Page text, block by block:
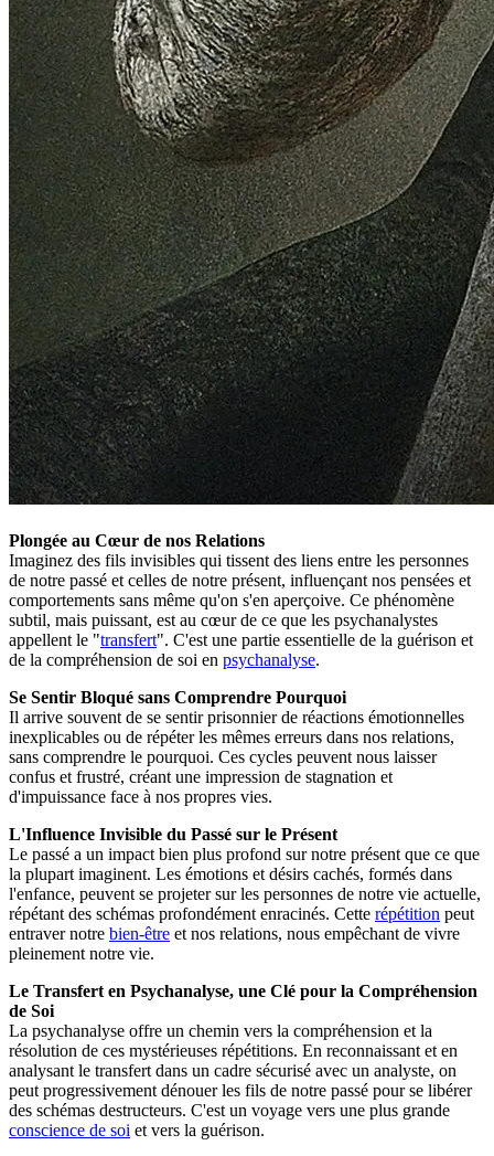
Plongée au Cœur de nos Relations
Imaginez des fils invisibles qui tissent des liens entre les personnes
de notre passé et celles de notre présent, influençant nos pensées et
comportements sans même qu'on s'en aperçoive. Ce phénomène
subtil, mais puissant, est au cœur de ce que les psychanalystes
appellent le "transfert". C'est une partie essentielle de la guérison et
de la compréhension de soi en psychanalyse.
Se Sentir Bloqué sans Comprendre Pourquoi
Il arrive souvent de se sentir prisonnier de réactions émotionnelles
inexplicables ou de répéter les mêmes erreurs dans nos relations,
sans comprendre le pourquoi. Ces cycles peuvent nous laisser
confus et frustré, créant une impression de stagnation et
d'impuissance face à nos propres vies.
L'Influence Invisible du Passé sur le Présent
Le passé a un impact bien plus profond sur notre présent que ce que
la plupart imaginent. Les émotions et désirs cachés, formés dans
l'enfance, peuvent se projeter sur les personnes de notre vie actuelle,
répétant des schémas profondément enracinés. Cette répétition peut
entraver notre bien-être et nos relations, nous empêchant de vivre
pleinement notre vie.
Le Transfert en Psychanalyse, une Clé pour la Compréhension
de Soi
La psychanalyse offre un chemin vers la compréhension et la
résolution de ces mystérieuses répétitions. En reconnaissant et en
analysant le transfert dans un cadre sécurisé avec un analyste, on
peut progressivement dénouer les fils de notre passé pour se libérer
des schémas destructeurs. C'est un voyage vers une plus grande
conscience de soi et vers la guérison.